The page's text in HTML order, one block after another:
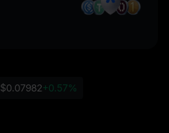
$0.07982+0.57%